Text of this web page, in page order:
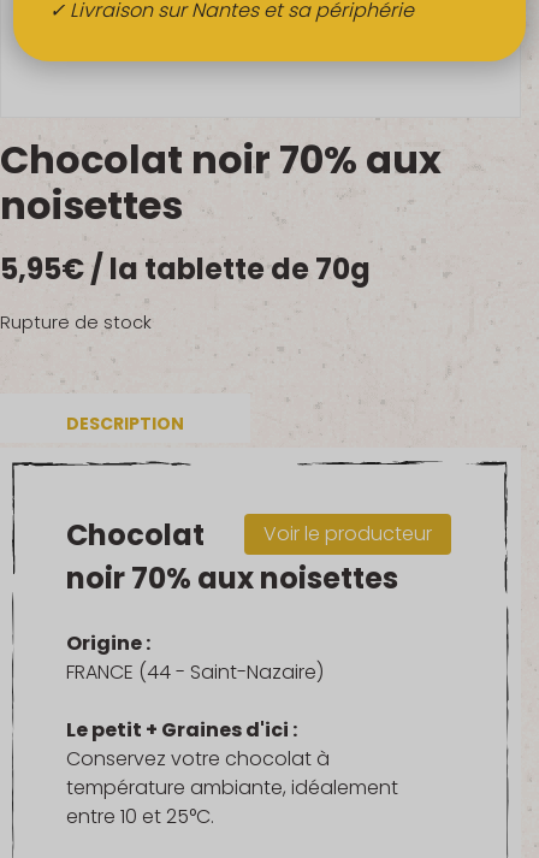
QUI SOMMES-NOUS ?
FRUITS BIO AU BUREAU
NOS PRODUCTEURS
NOS MARCHÉS
Chocolat noir 70% aux
noisettes
5,95€/ la tablette de 70g
Rupture de stock
DESCRIPTION
Voir le producteur
Chocolat
noir 70% aux noisettes
Origine :
FRANCE (44 - Saint-Nazaire)
Le petit + Graines d'ici :
Conservez votre chocolat à
température ambiante, idéalement
entre 10 et 25°C.
✓ Livraison sur Nantes et sa périphérie